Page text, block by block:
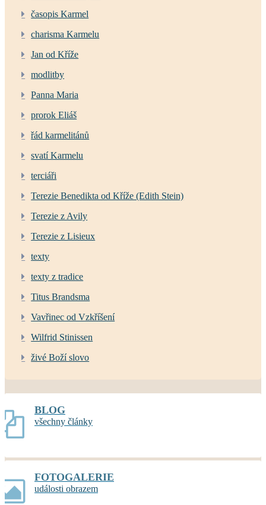
časopis Karmel
charisma Karmelu
Jan od Kříže
modlitby
Panna Maria
prorok Eliáš
řád karmelitánů
svatí Karmelu
terciáři
Terezie Benedikta od Kříže (Edith Stein)
Terezie z Avily
Terezie z Lisieux
texty
texty z tradice
Titus Brandsma
Vavřinec od Vzkříšení
Wilfrid Stinissen
živé Boží slovo
BLOG
všechny články
FOTOGALERIE
události obrazem